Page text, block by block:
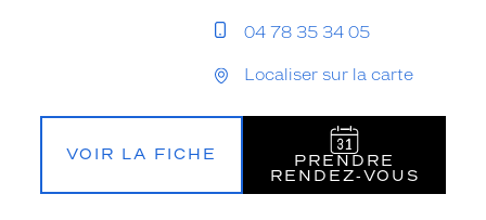
04 78 35 34 05
Localiser sur la carte
VOIR LA FICHE
PRENDRE
RENDEZ‑VOUS